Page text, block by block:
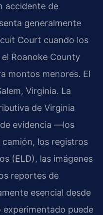
accidente de
generalmente
Court cuando los
Roanoke County
montos menores. El
Virginia. La
de Virginia
evidencia —los
los registros
(ELD), las imágenes
reportes de
esencial desde
experimentado puede